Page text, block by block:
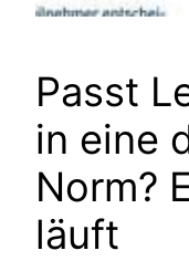
Passt
in eine
Norm?
läuft